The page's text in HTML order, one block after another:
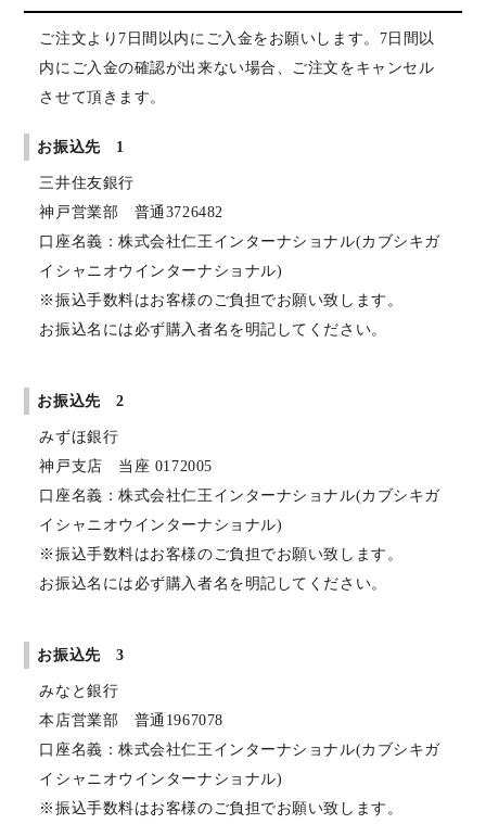
ご注文より7日間以内にご入金をお願いします。7日間以
内にご入金の確認が出来ない場合、ご注文をキャンセル
させて頂きます。
お振込先 1
三井住友銀行
神戸営業部 普通3726482
口座名義：株式会社仁王インターナショナル(カブシキガ
イシャニオウインターナショナル)
※振込手数料はお客様のご負担でお願い致します。
お振込名には必ず購入者名を明記してください。
お振込先 2
みずほ銀行
神戸支店 当座 0172005
口座名義：株式会社仁王インターナショナル(カブシキガ
イシャニオウインターナショナル)
※振込手数料はお客様のご負担でお願い致します。
お振込名には必ず購入者名を明記してください。
お振込先 3
みなと銀行
本店営業部 普通1967078
口座名義：株式会社仁王インターナショナル(カブシキガ
イシャニオウインターナショナル)
※振込手数料はお客様のご負担でお願い致します。